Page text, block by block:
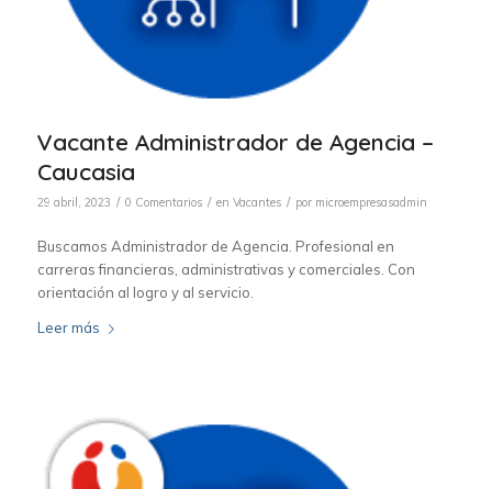
Vacante Administrador de Agencia –
Caucasia
29 abril, 2023 / 0 Comentarios / en Vacantes / por microempresasadmin
Buscamos Administrador de Agencia. Profesional en
carreras financieras, administrativas y comerciales. Con
orientación al logro y al servicio.
Leer más